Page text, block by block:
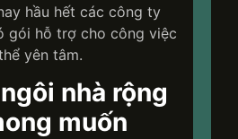
hầu hết các công ty
gói hỗ trợ cho công việc
yên tâm.
nhà rộng
muốn